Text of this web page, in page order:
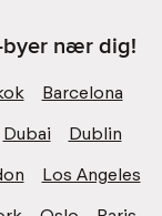
byer nær dig!
Barcelona
Dubai
Dublin
Los Angeles